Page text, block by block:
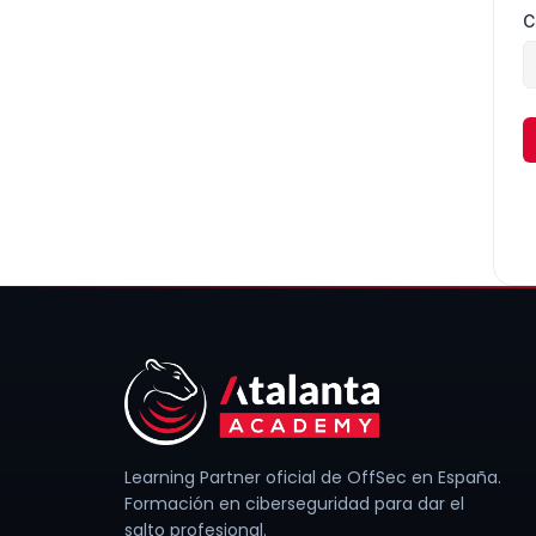
Learning Partner oficial de OffSec en España.
Formación en ciberseguridad para dar el
salto profesional.